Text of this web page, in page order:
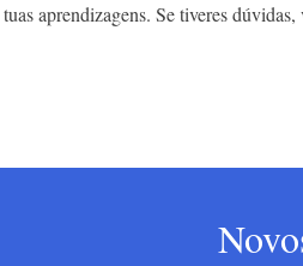
aprendizagens. Se tiveres